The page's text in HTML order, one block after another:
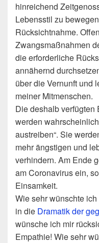
hinreichend
Lebensstil zu
Rücksichtnahme.
Zwangsmaßnahmen
die erforderliche
annähernd
über die Vernunft und
meiner Mitmenschen.
Die deshalb verfügten
werden
austreiben“. Sie
mehr ängstigen und
verhindern. Am Ende
am Coronavirus ein,
Einsamkeit.
Wie sehr wünschte
in die Dramatik der
wünsche ich mir
Empathie! Wie sehr